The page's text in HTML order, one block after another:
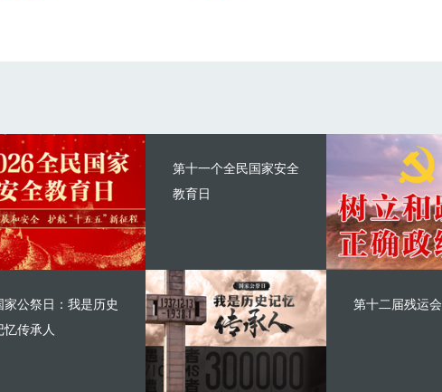
第十一个全民国家安全
教育日
家公祭日：我是历史
忆传承人
第十二届残运会